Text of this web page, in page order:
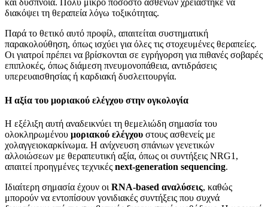
και δύσπνοια. Πολύ μικρό ποσοστό ασθενών χρειάστηκε να
διακόψει τη θεραπεία λόγω τοξικότητας.
Παρά το θετικό αυτό προφίλ, απαιτείται συστηματική
παρακολούθηση, όπως ισχύει για όλες τις στοχευμένες θεραπείες.
Οι γιατροί πρέπει να βρίσκονται σε εγρήγορση για πιθανές σοβαρές
επιπλοκές, όπως διάμεση πνευμονοπάθεια, αντιδράσεις
υπερευαισθησίας ή καρδιακή δυσλειτουργία.
Η αξία του μοριακού ελέγχου στην ογκολογία
Η εξέλιξη αυτή αναδεικνύει τη θεμελιώδη σημασία του
ολοκληρωμένου μοριακού ελέγχου στους ασθενείς με
χολαγγειοκαρκίνωμα. Η ανίχνευση σπάνιων γενετικών
αλλοιώσεων με θεραπευτική αξία, όπως οι συντήξεις NRG1,
απαιτεί προηγμένες τεχνικές next-generation sequencing.
Ιδιαίτερη σημασία έχουν οι RNA-based αναλύσεις, καθώς
μπορούν να εντοπίσουν γονιδιακές συντήξεις που συχνά